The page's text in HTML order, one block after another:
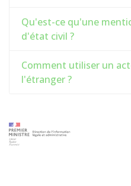
Qu'est-ce qu'une
d'état civil ?
Comment utiliser un
l'étranger ?